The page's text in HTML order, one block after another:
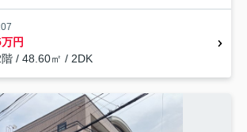
円
/ 48.60㎡ / 2DK